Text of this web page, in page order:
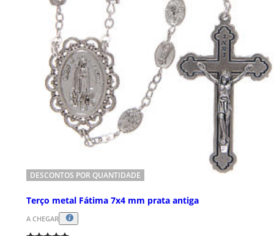
DESCONTOS POR QUANTIDADE
Terço metal Fátima 7x4 mm prata antiga
A CHEGAR